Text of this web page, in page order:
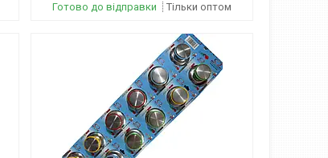
Готово до відправки Тільки оптом